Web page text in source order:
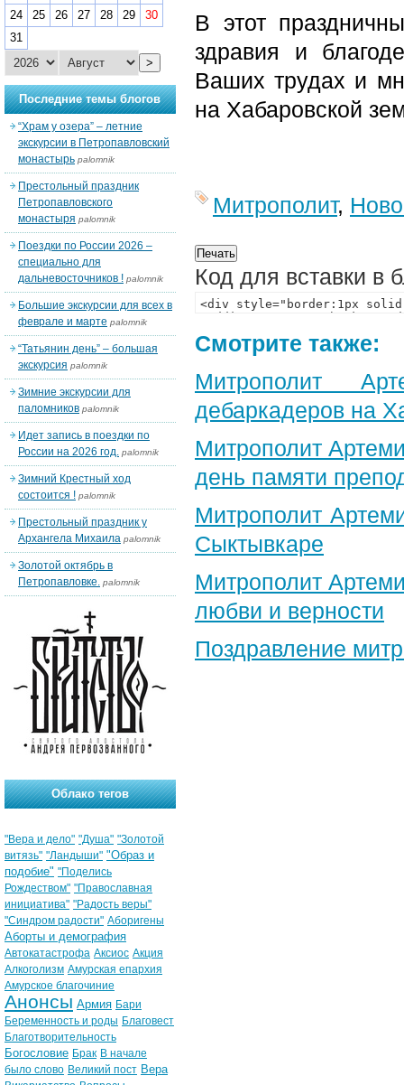
В этот
здравия и
Ваших трудах и
на Хабаровской
Митрополит,
Код для вставки в
Смотрите также:
Митрополит
дебаркадеров на
Митрополит
день памяти
Митрополит
Сыктывкаре
Митрополит
любви и верности
Поздравление​
24
25 26 27 28 29
30
31
>
Последние темы блогов
“Храм у озера” – летние
экскурсии в Петропавловский
монастырь palomnik
Престольный праздник
Петропавловского
монастыря palomnik
Поездки по России 2026 –
специально для
дальневосточников ! palomnik
Большие экскурсии для всех в
феврале и марте palomnik
“Татьянин день” – большая
экскурсия palomnik
Зимние экскурсии для
паломников palomnik
Идет запись в поездки по
России на 2026 год. palomnik
Зимний Крестный ход
состоится ! palomnik
Престольный праздник у
Архангела Михаила palomnik
Золотой октябрь в
Петропавловке. palomnik
Облако тегов
"Вера и дело" "Душа" "Золотой
витязь" "Ландыши" "Образ и
подобие" "Поделись
Рождеством" "Православная
инициатива" "Радость веры"
"Синдром радости" Аборигены
Аборты и демография
Автокатастрофа Аксиос Акция
Алкоголизм Амурская епархия
Амурское благочиние
Анонсы Армия Бари
Беременность и роды Благовест
Благотворительность
Богословие Брак В начале
было слово Великий пост Вера